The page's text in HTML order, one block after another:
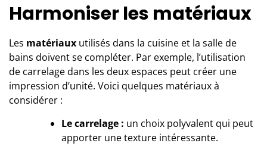
Harmoniser les matériaux
Les matériaux utilisés dans la cuisine et la salle de
bains doivent se compléter. Par exemple, l’utilisation
de carrelagedans les deux espaces peut créer une
impression d’unité. Voici quelques matériaux à
considérer :
Le carrelage : un choix polyvalent qui peut
apporter une texture intéressante.